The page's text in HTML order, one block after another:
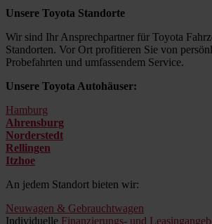
Unsere Toyota Standorte
Wir sind Ihr Ansprechpartner für Toyota
Standorten. Vor Ort profitieren Sie von
Probefahrten und umfassendem Service.
Unsere Toyota Autohäuser:
Hamburg
Ahrensburg
Norderstedt
Rellingen
Itzhoe
An jedem Standort bieten wir:
Neuwagen & Gebrauchtwagen
Individuelle Finanzierungs- und